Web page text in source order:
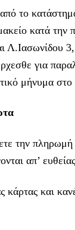
το
κατά την
Λ.Ιασωνίδου
για
μήνυμα στο
την
απ’
κάρτας και